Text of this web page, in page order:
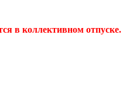
в коллективном